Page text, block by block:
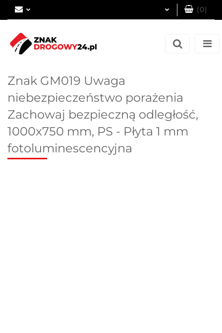
(0)
Znak GM019 Uwaga
niebezpieczeństwo porażenia
Zachowaj bezpieczną odległość,
1000x750 mm, PS - Płyta 1 mm
fotoluminescencyjna